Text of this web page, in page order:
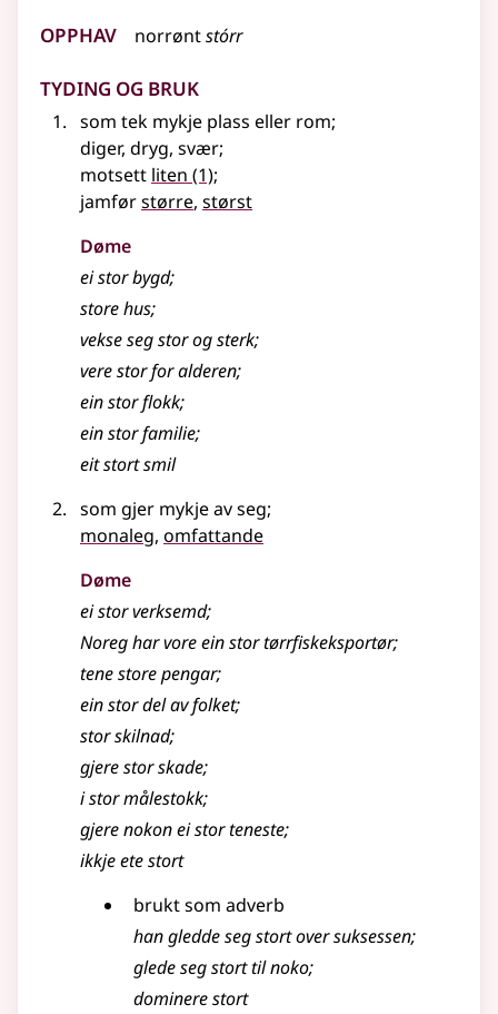
Opphav norrøntstórr
Tyding og bruk
som tek mykje plass eller rom;
diger, dryg, svær;
motsett liten (1);
jamførstørre, størst
Døme
ei stor bygd;
store hus;
vekse seg stor og sterk;
vere stor for alderen;
ein stor flokk;
ein stor familie;
eit stort smil
som gjer mykje av seg;
monaleg, omfattande
Døme
ei stor verksemd;
Noreg har vore ein stor tørrfiskeksportør;
tene store pengar;
ein stor del av folket;
stor skilnad;
gjere stor skade;
i stor målestokk;
gjere nokon ei stor teneste;
ikkje ete stort
brukt som adverb
han gledde seg stort over suksessen;
glede seg stort til noko;
dominere stort